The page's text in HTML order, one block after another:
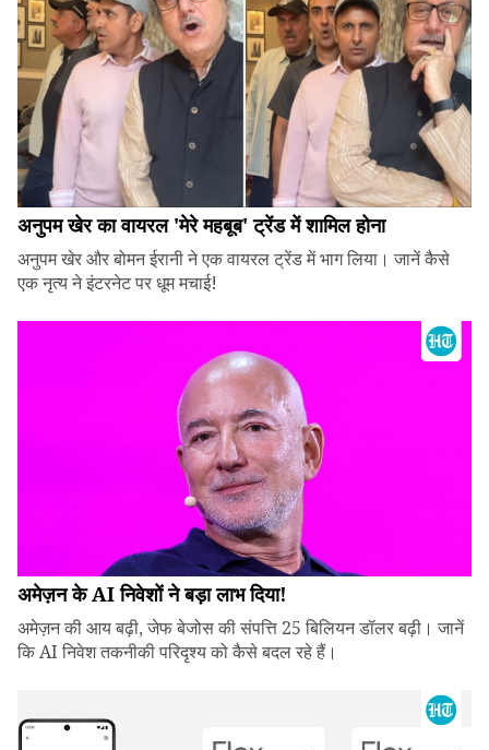
अनुपम खेर का वायरल 'मेरे महबूब' ट्रेंड में शामिल होना
अनुपम खेर और बोमन ईरानी ने एक वायरल ट्रेंड में भाग लिया। जानें कैसे
एक नृत्य ने इंटरनेट पर धूम मचाई!
अमेज़न के AI निवेशों ने बड़ा लाभ दिया!
अमेज़न की आय बढ़ी, जेफ बेजोस की संपत्ति 25 बिलियन डॉलर बढ़ी। जानें
कि AI निवेश तकनीकी परिदृश्य को कैसे बदल रहे हैं।